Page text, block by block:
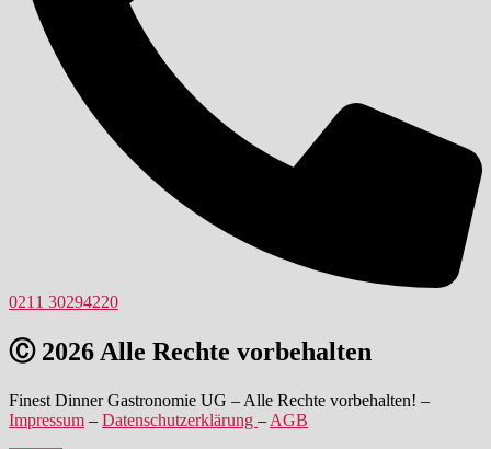
0211 30294220
Ⓒ 2026 Alle Rechte vorbehalten
Finest Dinner Gastronomie UG – Alle Rechte vorbehalten! –
Impressum – Datenschutzerklärung – AGB